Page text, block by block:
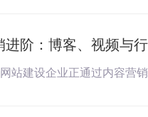
进阶：博客、视频与
站建设企业正通过内容营